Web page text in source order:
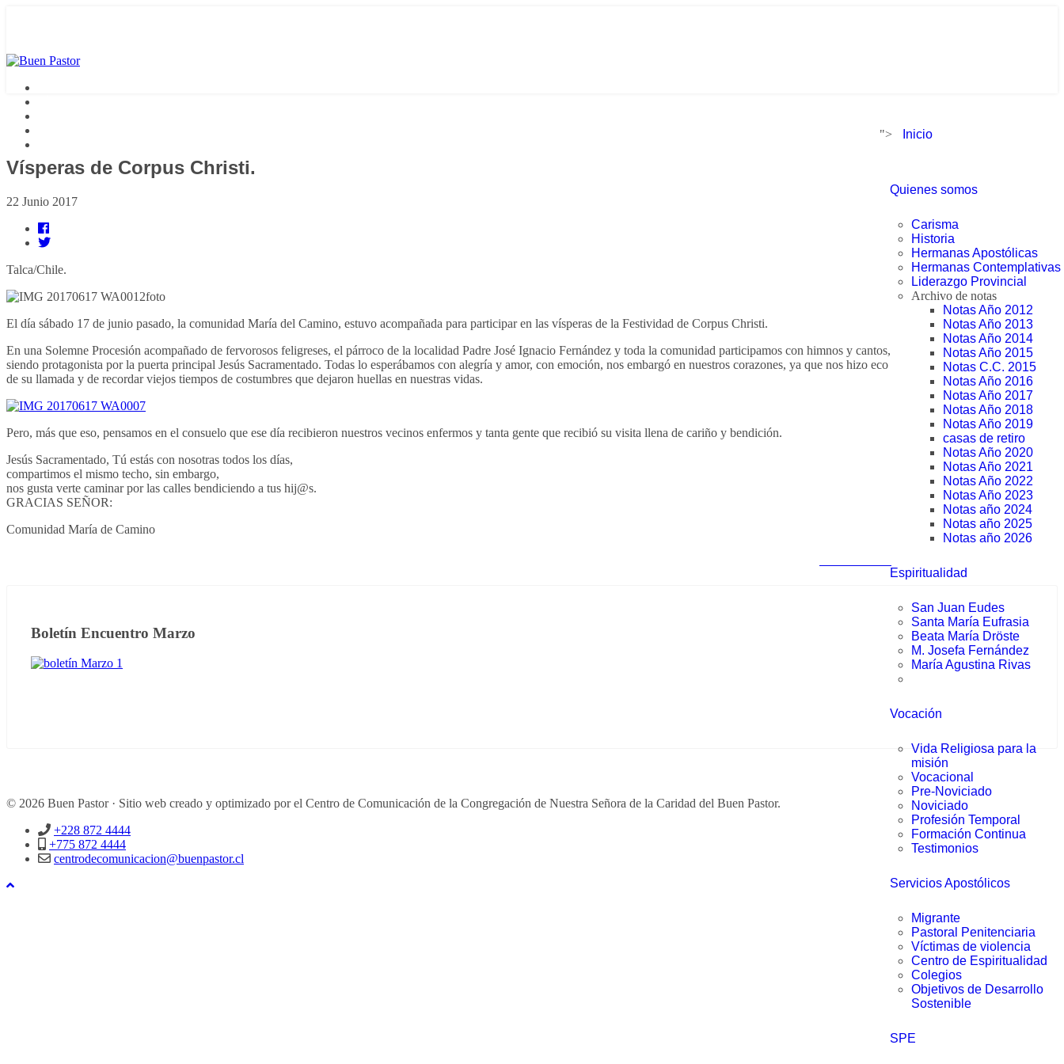
"> Inicio
Quienes somos
Carisma
Historia
Hermanas Apostólicas
Hermanas Contemplativas
Liderazgo Provincial
Archivo de notas
Notas Año 2012
Notas Año 2013
Notas Año 2014
Notas Año 2015
Notas C.C. 2015
Notas Año 2016
Notas Año 2017
Notas Año 2018
Notas Año 2019
casas de retiro
Notas Año 2020
Notas Año 2021
Notas Año 2022
Notas Año 2023
Notas año 2024
Notas año 2025
Notas año 2026
Espiritualidad
San Juan Eudes
Santa María Eufrasia
Beata María Dröste
M. Josefa Fernández
María Agustina Rivas
Vocación
Vida Religiosa para la
misión
Vocacional
Pre-Noviciado
Noviciado
Profesión Temporal
Formación Continua
Testimonios
Servicios Apostólicos
Migrante
Pastoral Penitenciaria
Víctimas de violencia
Centro de Espiritualidad
Colegios
Objetivos de Desarrollo
Sostenible
SPE
Vísperas de Corpus Christi.
22 Junio 2017
Talca/Chile.
El día sábado 17 de junio pasado, la comunidad María del Camino, estuvo acompañada para participar en las vísperas de la Festividad de Corpus Christi.
En una Solemne Procesión acompañado de fervorosos feligreses, el párroco de la localidad Padre José Ignacio Fernández y toda la comunidad participamos con himnos y cantos,
siendo protagonista por la puerta principal Jesús Sacramentado. Todas lo esperábamos con alegría y amor, con emoción, nos embargó en nuestros corazones, ya que nos hizo eco
de su llamada y de recordar viejos tiempos de costumbres que dejaron huellas en nuestras vidas.
Pero, más que eso, pensamos en el consuelo que ese día recibieron nuestros vecinos enfermos y tanta gente que recibió su visita llena de cariño y bendición.
Jesús Sacramentado, Tú estás con nosotras todos los días,
compartimos el mismo techo, sin embargo,
nos gusta verte caminar por las calles bendiciendo a tus hij@s.
GRACIAS SEÑOR:
Comunidad María de Camino
Boletín Encuentro Marzo
© 2026 Buen Pastor · Sitio web creado y optimizado por el Centro de Comunicación de la Congregación de Nuestra Señora de la Caridad del Buen Pastor.
+228 872 4444
+775 872 4444
centrodecomunicacion@buenpastor.cl